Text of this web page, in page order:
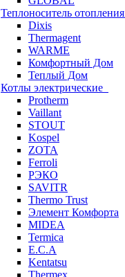
Теплоноситель отопления
Dixis
Thermagent
WARME
Комфортный Дом
Теплый Дом
Котлы электрические
Protherm
Vaillant
STOUT
Kospel
ZOTA
Ferroli
РЭКО
SAVITR
Thermo Trust
Элемент Комфорта
MIDEA
Termica
E.C.A
Kentatsu
Thermex